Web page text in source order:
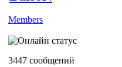
Members
3447 сообщений